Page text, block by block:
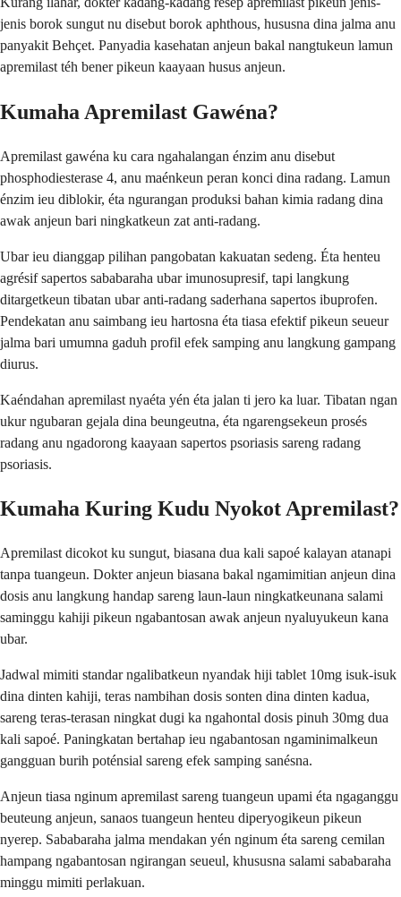
jenis borok sungut nu disebut borok aphthous, hususna dina jalma anu
panyakit Behçet. Panyadia kasehatan anjeun bakal nangtukeun lamun
apremilast téh bener pikeun kaayaan husus anjeun.
Kumaha Apremilast Gawéna?
Apremilast gawéna ku cara ngahalangan énzim anu disebut
phosphodiesterase 4, anu maénkeun peran konci dina radang. Lamun
énzim ieu diblokir, éta ngurangan produksi bahan kimia radang dina
awak anjeun bari ningkatkeun zat anti-radang.
Ubar ieu dianggap pilihan pangobatan kakuatan sedeng. Éta henteu
agrésif sapertos sababaraha ubar imunosupresif, tapi langkung
ditargetkeun tibatan ubar anti-radang saderhana sapertos ibuprofen.
Pendekatan anu saimbang ieu hartosna éta tiasa efektif pikeun seueur
jalma bari umumna gaduh profil efek samping anu langkung gampang
diurus.
Kaéndahan apremilast nyaéta yén éta jalan ti jero ka luar. Tibatan ngan
ukur ngubaran gejala dina beungeutna, éta ngarengsekeun prosés
radang anu ngadorong kaayaan sapertos psoriasis sareng radang
psoriasis.
Kumaha Kuring Kudu Nyokot Apremilast?
Apremilast dicokot ku sungut, biasana dua kali sapoé kalayan atanapi
tanpa tuangeun. Dokter anjeun biasana bakal ngamimitian anjeun dina
dosis anu langkung handap sareng laun-laun ningkatkeunana salami
saminggu kahiji pikeun ngabantosan awak anjeun nyaluyukeun kana
ubar.
Jadwal mimiti standar ngalibatkeun nyandak hiji tablet 10mg isuk-isuk
dina dinten kahiji, teras nambihan dosis sonten dina dinten kadua,
sareng teras-terasan ningkat dugi ka ngahontal dosis pinuh 30mg dua
kali sapoé. Paningkatan bertahap ieu ngabantosan ngaminimalkeun
gangguan burih poténsial sareng efek samping sanésna.
Anjeun tiasa nginum apremilast sareng tuangeun upami éta ngaganggu
beuteung anjeun, sanaos tuangeun henteu diperyogikeun pikeun
nyerep. Sababaraha jalma mendakan yén nginum éta sareng cemilan
hampang ngabantosan ngirangan seueul, khususna salami sababaraha
minggu mimiti perlakuan.